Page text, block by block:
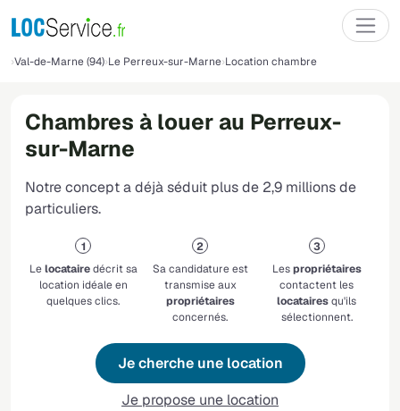
Val-de-Marne (94) Le Perreux-sur-Marne Location chambre
Chambres à louer au Perreux-
sur-Marne
Notre concept a déjà séduit plus de 2,9 millions de
particuliers.
Lelocatairedécrit sa
location idéale en
quelques clics.
Sa candidature est
transmise aux
propriétaires
concernés.
Lespropriétaires
contactent les
locatairesqu'ils
sélectionnent.
Je cherche une location
Je propose une location